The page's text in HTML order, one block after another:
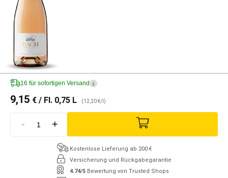
16 für sofortigen Versand i
9,15 € / Fl. 0,75 L (12,20 €/l)
- +
Kostenlose Lieferung ab 200 €
Versicherung und Rückgabegarantie
4.74/5 Bewertung von Trusted Shops